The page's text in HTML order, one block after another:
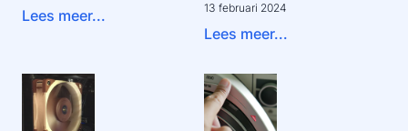
Lees meer... 13 februari 2024
Lees meer...